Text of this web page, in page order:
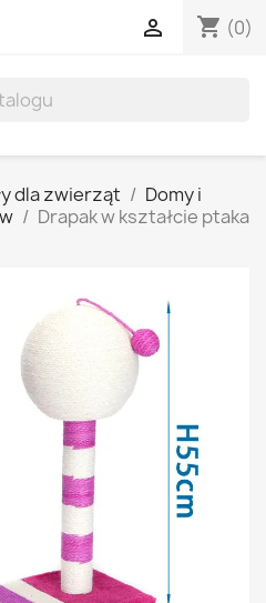
shopping_cart (0)

dla zwierząt
Domy i
Drapak w kształcie ptaka